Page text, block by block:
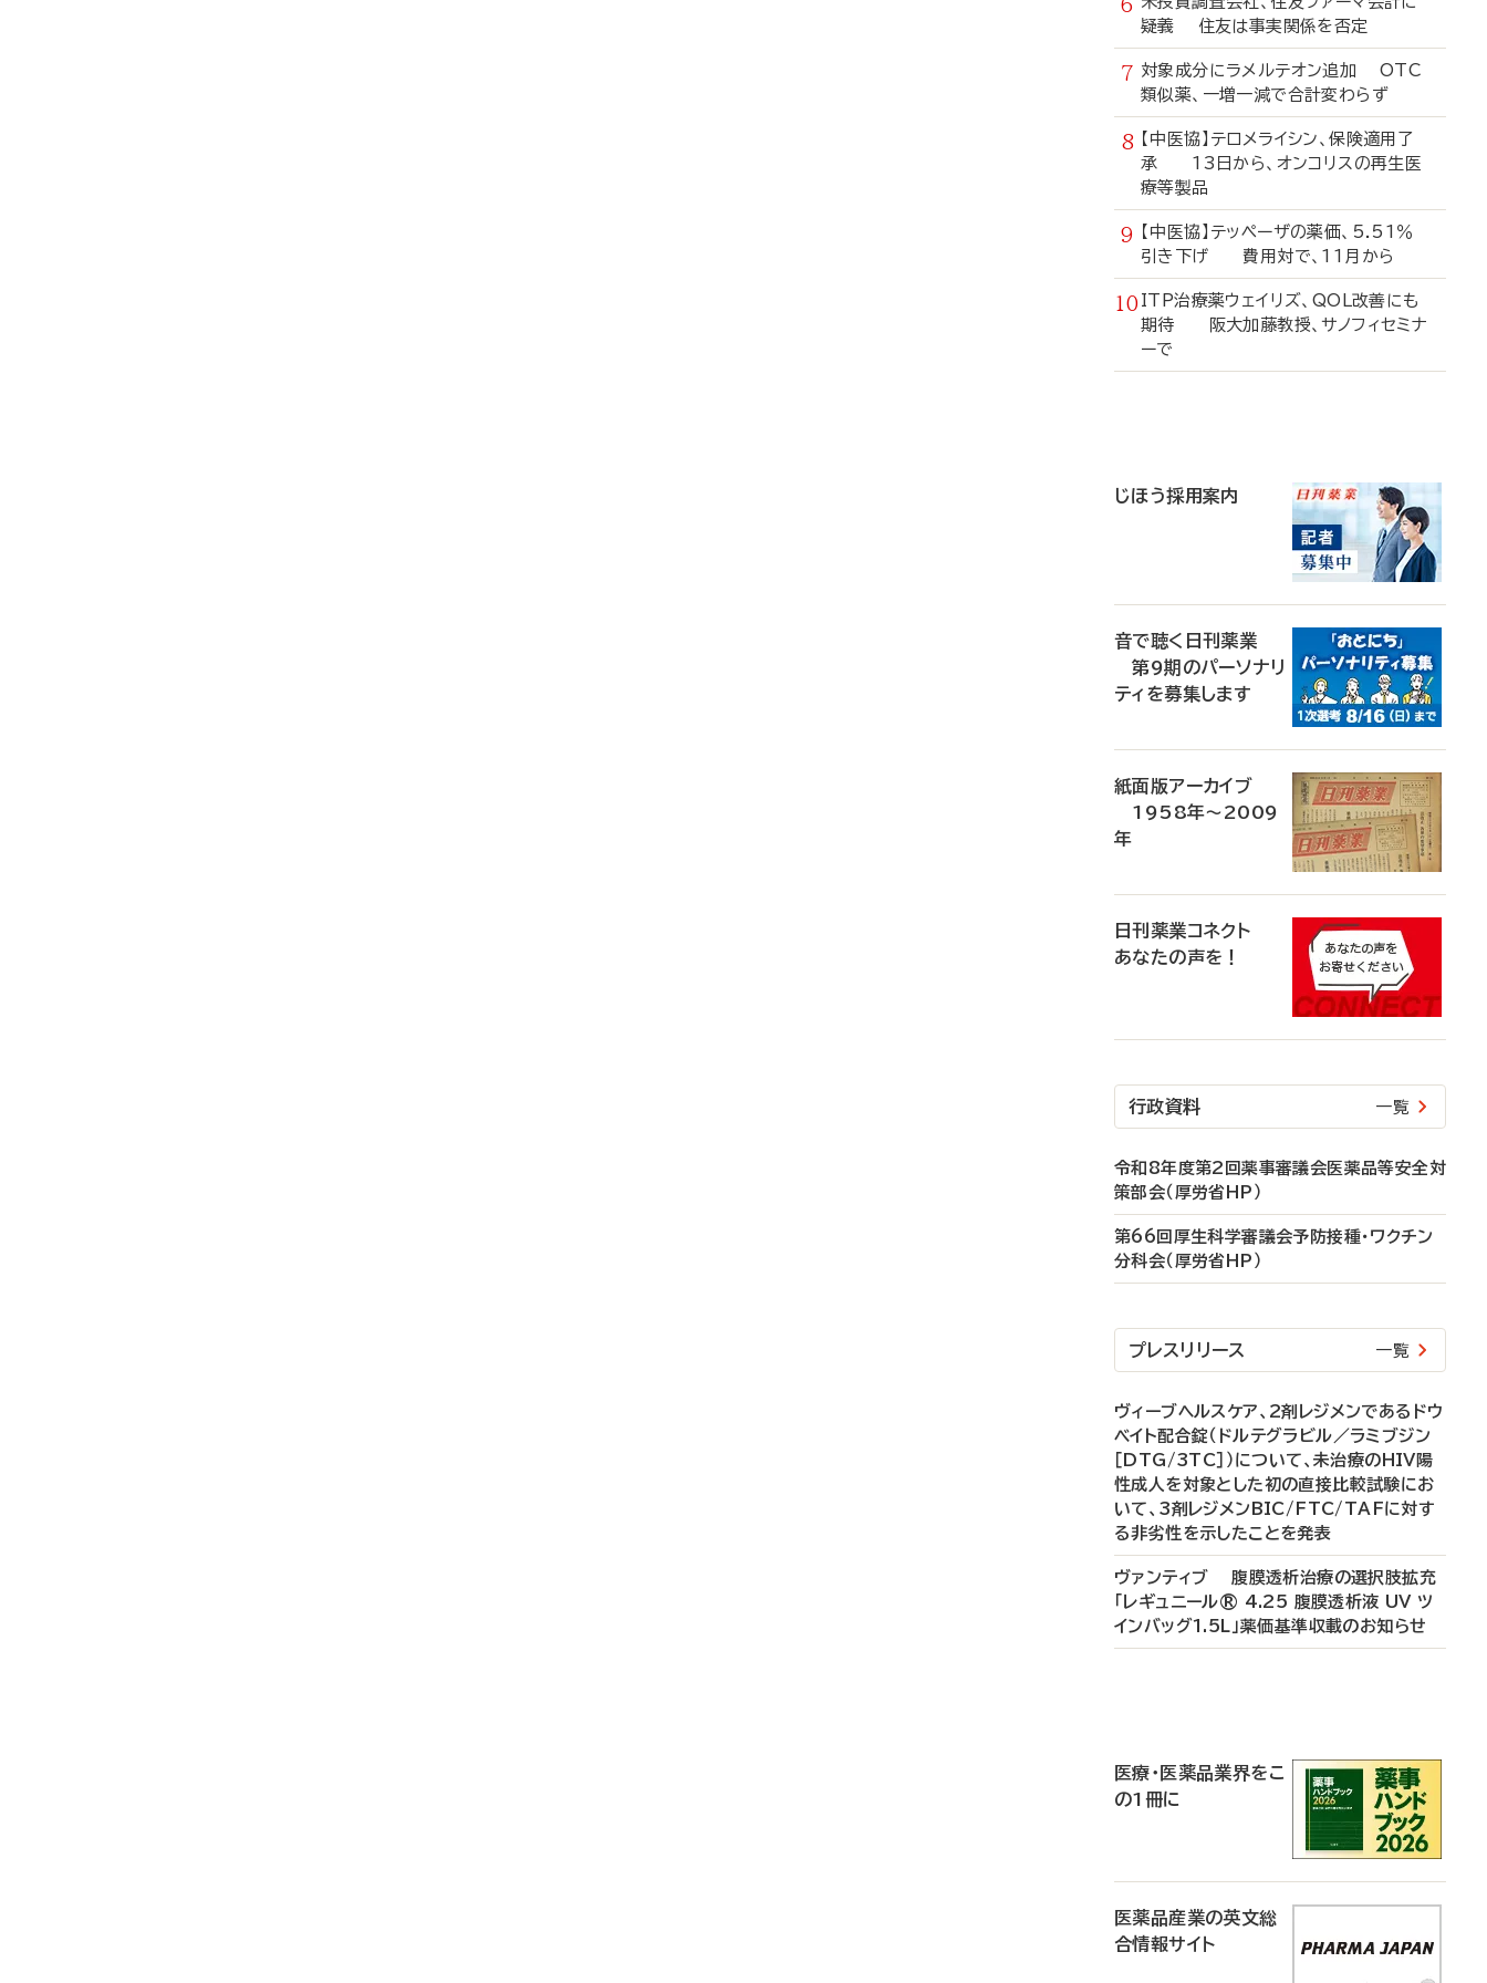
疑義 住友は事実関係を否定
対象成分にラメルテオン追加 OTC
類似薬、一増一減で合計変わらず
【中医協】テロメライシン、保険適用了
承 13日から、オンコリスの再生医
療等製品
【中医協】テッペーザの薬価、5.51％
引き下げ 費用対で、11月から
ITP治療薬ウェイリズ、QOL改善にも
期待 阪大加藤教授、サノフィセミナ
ーで
じほう採用案内
音で聴く日刊薬業
第9期のパーソナリ
ティを募集します
紙面版アーカイブ
1958年～2009
年
日刊薬業コネクト
あなたの声を！
行政資料 一覧
令和8年度第2回薬事審議会医薬品等安全対
策部会（厚労省HP）
第66回厚生科学審議会予防接種・ワクチン
分科会（厚労省HP）
プレスリリース 一覧
ヴィーブヘルスケア、2剤レジメンであるドウ
ベイト配合錠（ドルテグラビル／ラミブジン
［DTG/3TC］）について、未治療のHIV陽
性成人を対象とした初の直接比較試験にお
いて、3剤レジメンBIC/FTC/TAFに対す
る非劣性を示したことを発表
ヴァンティブ 腹膜透析治療の選択肢拡充
「レギュニール® 4.25 腹膜透析液 UV ツ
インバッグ1.5L」薬価基準収載のお知らせ
医療・医薬品業界をこ
の1冊に
医薬品産業の英文総
合情報サイト